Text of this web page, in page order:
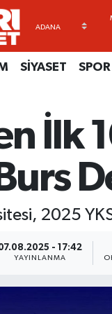
SİYASET SPOR
İlk
2025
- 17:42
YAYINLANMA